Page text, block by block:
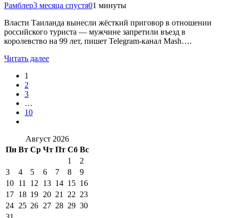
Рамблер3 месяца спустя01 минуты
Власти Таиланда вынесли жёсткий приговор в отношении
российского туриста — мужчине запретили въезд в
королевство на 99 лет, пишет Telegram-канал Mash….
Читать далее
1
2
3
…
10
Август 2026
Пн Вт Ср Чт Пт Сб Вс
1
2
3
4 5 6 7 8
9
10 11 12 13 14 15 16
17 18 19 20 21 22 23
24 25 26 27 28 29 30